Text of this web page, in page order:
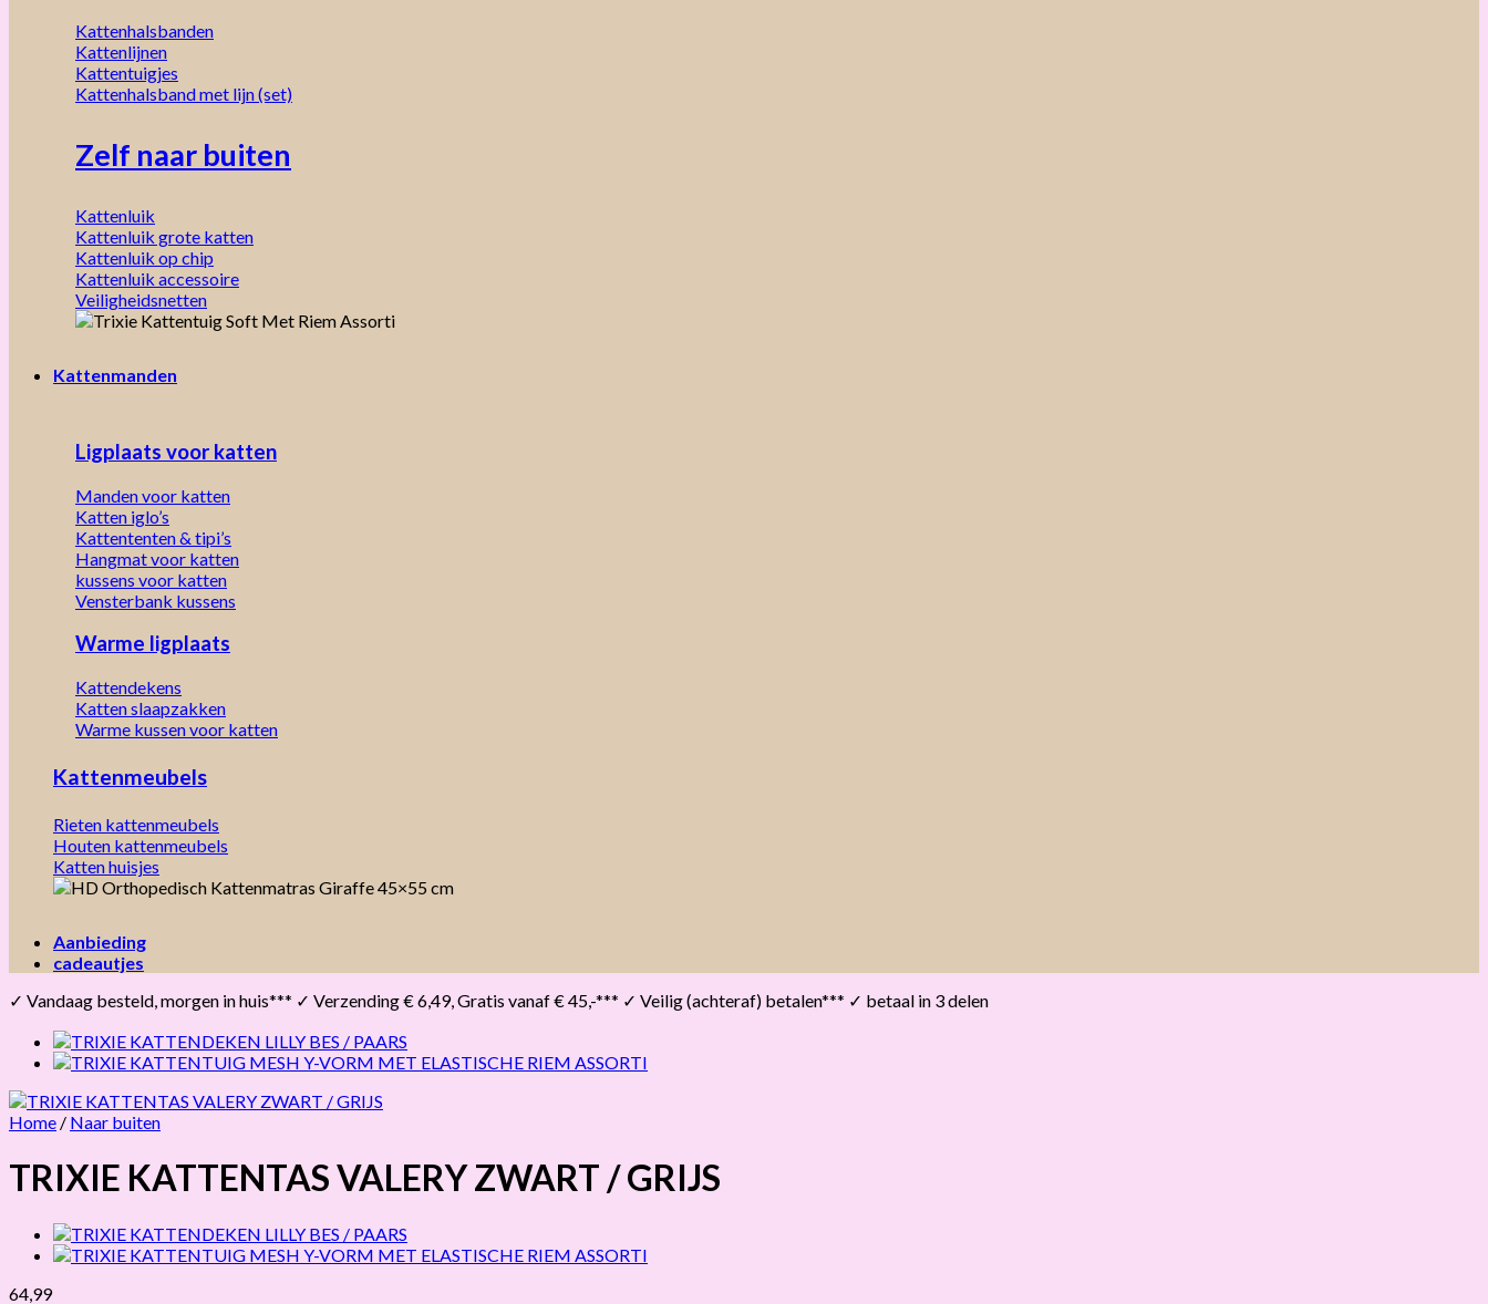
Kattenhalsbanden
Kattenlijnen
Kattentuigjes
Kattenhalsband met lijn (set)
Zelf naar buiten
Kattenluik
Kattenluik grote katten
Kattenluik op chip
Kattenluik accessoire
Veiligheidsnetten
Kattenmanden
Ligplaats voor katten
Manden voor katten
Katten iglo’s
Kattententen & tipi’s
Hangmat voor katten
kussens voor katten
Vensterbank kussens
Warme ligplaats
Kattendekens
Katten slaapzakken
Warme kussen voor katten
Kattenmeubels
Rieten kattenmeubels
Houten kattenmeubels
Katten huisjes
Aanbieding
cadeautjes
✓ Vandaag besteld, morgen in huis*** ✓ Verzending € 6,49, Gratis vanaf € 45,-*** ✓ Veilig (achteraf) betalen*** ✓ betaal in 3 delen
Home / Naar buiten
TRIXIE KATTENTAS VALERY ZWART / GRIJS
64,99